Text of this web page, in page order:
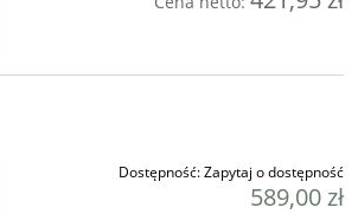
Dostępność:Zapytaj o dostępność
589,00 zł